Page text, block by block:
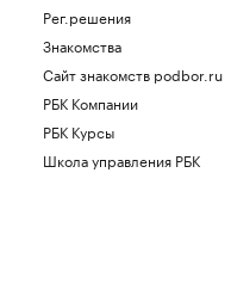
Рег.решения
Знакомства
Сайт знакомств podbor.ru
РБК Компании
РБК Курсы
Школа управления РБК